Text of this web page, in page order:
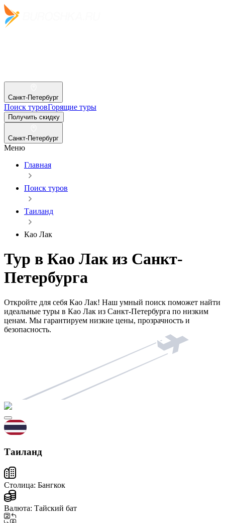
Санкт-Петербург
Поиск туровГорящие туры
Получить скидку
Санкт-Петербург
Меню
Главная
Поиск туров
Таиланд
Као Лак
Тур в Као Лак из Санкт-
Петербурга
Откройте для себя Као Лак! Наш умный поиск поможет найти
идеальные туры в Као Лак из Санкт-Петербурга по низким
ценам. Мы гарантируем низкие цены, прозрачность и
безопасность.
Таиланд
Столица: Бангкок
Валюта: Тайский бат